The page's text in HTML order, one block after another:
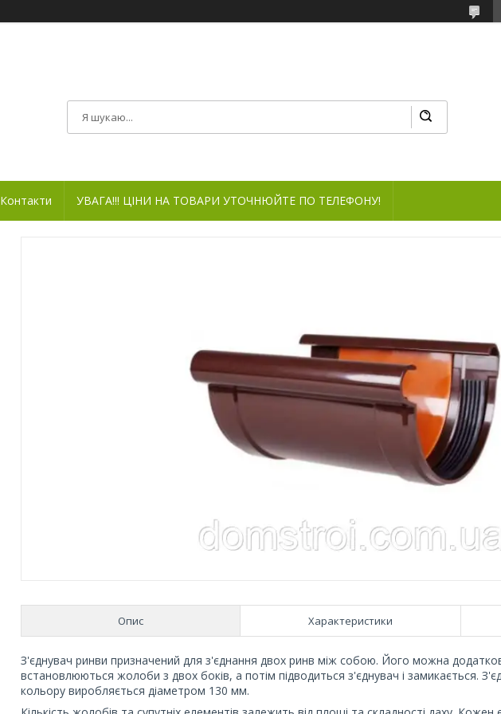
Контакти УВАГА!!! ЦІНИ НА ТОВАРИ УТОЧНЮЙТЕ ПО ТЕЛЕФОНУ!
Опис Характеристики
З'єднувач ринви призначений для з'єднання двох ринв між собою. Його можна
встановлюються жолоби з двох боків, а потім підводиться з'єднувач і замикається.
кольору виробляється діаметром 130 мм.